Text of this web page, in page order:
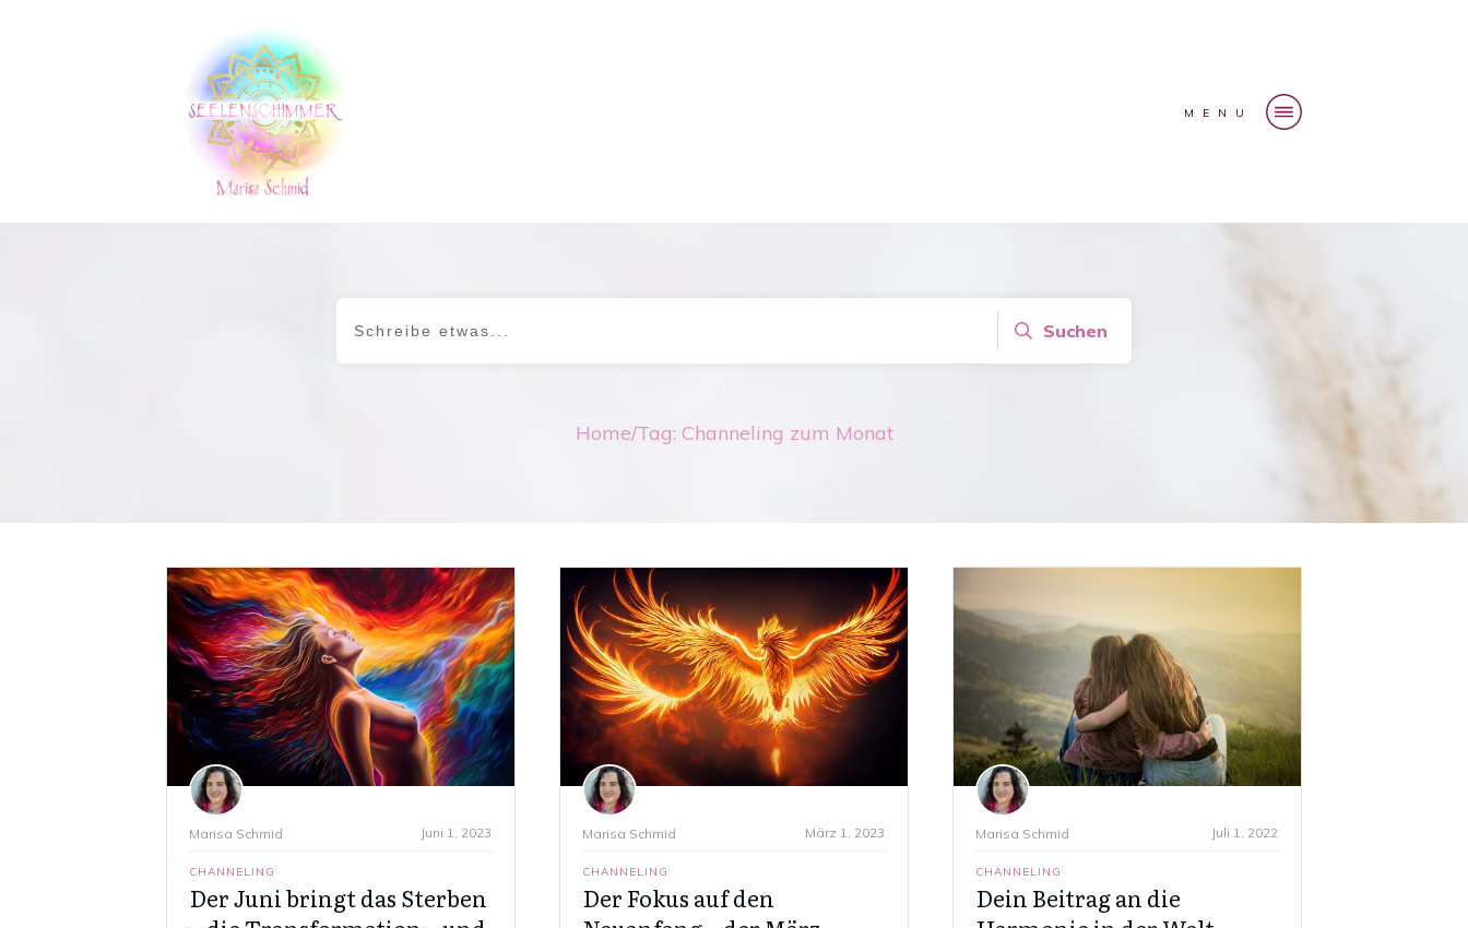
MENU
Suchen
Home/Tag: Channeling zum Monat
Marisa Schmid Juni 1, 2023
CHANNELING
Der Juni bringt das Sterben
Marisa Schmid März 1, 2023
CHANNELING
Der Fokus auf den
Marisa Schmid Juli 1, 2022
CHANNELING
Dein Beitrag an die